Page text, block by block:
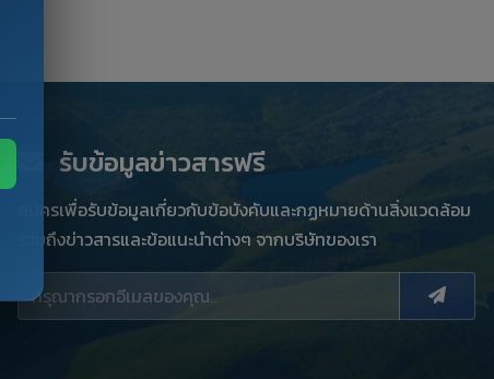
รับข้อมูลข่าวสารฟรี
สมัครเพื่อรับข้อมูลเกี่ยวกับข้อบังคับและกฏหมายด้านสิ่งแวดล้อม
รวมถึงข่าวสารและข้อแนะนำต่างๆ จากบริษัทของเรา